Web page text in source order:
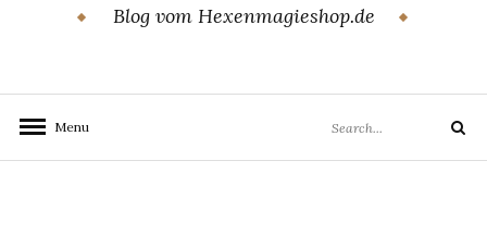
Blog vom Hexenmagieshop.de
Menu
for:
Search